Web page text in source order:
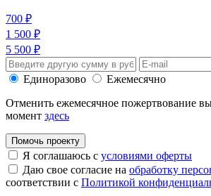
700 ₽
1 500 ₽
5 500 ₽
Единоразово
Ежемесячно
Отменить ежемесячное пожертвование
момент здесь
Помочь проекту
Я соглашаюсь с условиями оферты
Даю свое согласие на обработку
соответствии с Политикой